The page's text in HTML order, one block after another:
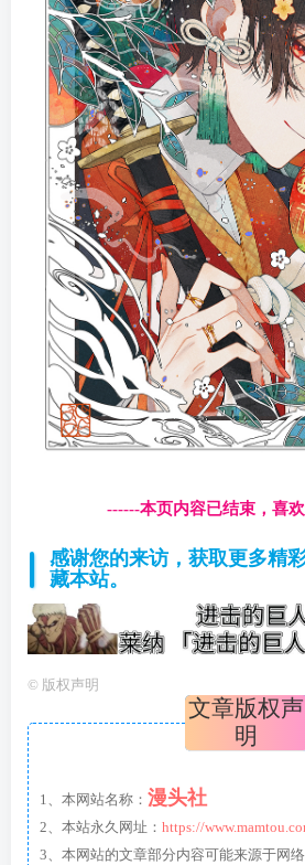
------本页内容已结束，喜
感谢您的来访，获取更多精
藏本站。
© 版权声明
文章版权声
明
1、本网站名称： 漫头社
2、本站永久网址： https://
3、本网站的文章部分内容可能来源于网